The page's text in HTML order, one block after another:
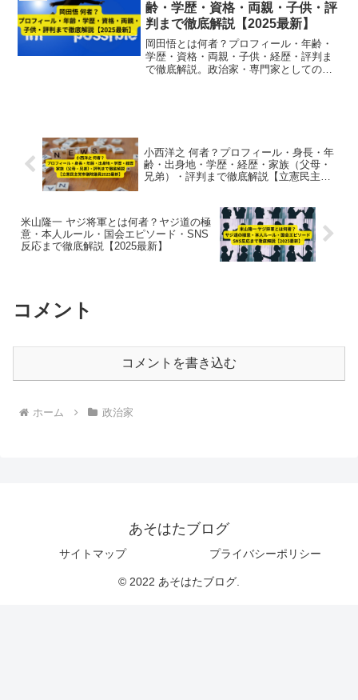
齢・学歴・資格・両親・子供・評
判まで徹底解説【2025最新】
岡田悟とは何者？プロフィール・年齢・
学歴・資格・両親・子供・経歴・評判ま
で徹底解説。政治家・専門家としての活
小西洋之 何者？プロフィール・身長・年
齢・出身地・学歴・経歴・家族（父母・
兄弟）・評判まで徹底解説【立憲民主党
米山隆一 ヤジ将軍とは何者？ヤジ道の極
意・本人ルール・国会エピソード・SNS
反応まで徹底解説【2025最新】
コメント
コメントを書き込む
ホーム 政治家
あそはたブログ
サイトマップ プライバシーポリシー
© 2022 あそはたブログ.